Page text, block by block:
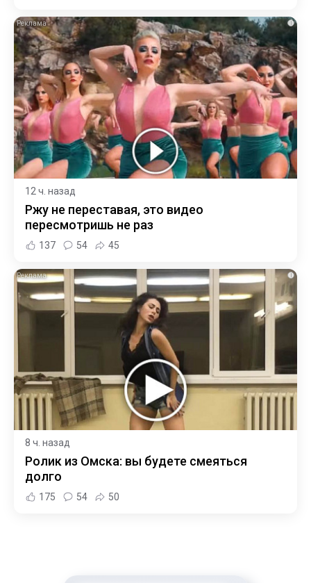
i
12 ч. назад
Ржу не переставая, это видео
пересмотришь не раз
137 54 45
i
8 ч. назад
Ролик из Омска: вы будете смеяться
долго
175 54 50